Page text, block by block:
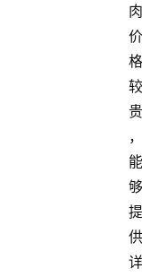
肉
价
格
较
贵
，
能
够
提
供
详